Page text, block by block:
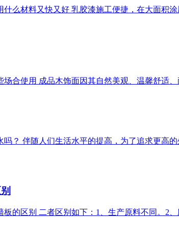
么材料又快又好 乳胶漆施工便捷，在大面积
合使用 成品木饰面因其自然美观、温馨舒适
？ 伴随人们生活水平的提高，为了追求更高
的区别 二者区别如下：1、生产原料不同。2